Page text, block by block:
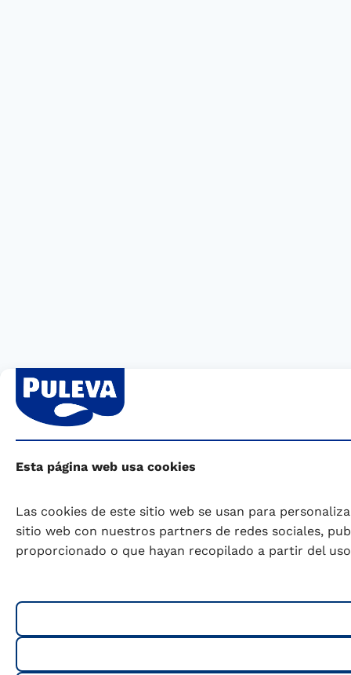
Esta página web usa cookies
Las cookies de este sitio web se usan para
sitio web con nuestros partners de redes sociales,
proporcionado o que hayan recopilado a partir del